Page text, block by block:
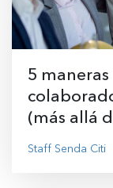
5
(más allá
Staff Senda Citi